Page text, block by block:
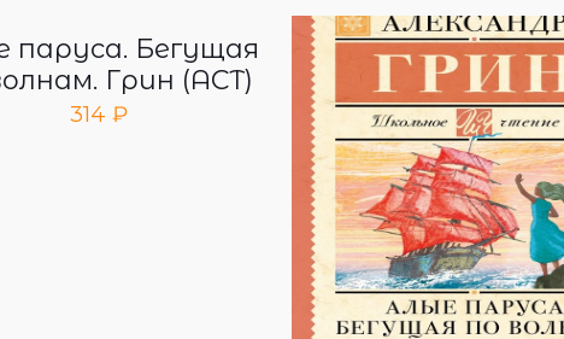
паруса. Бегущая
Грин (АСТ)
314 ₽